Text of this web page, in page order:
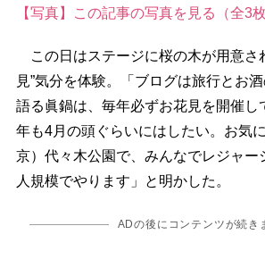
【写真】この記事の写真を見る（全3枚
この日はステージに桜の木が用意さ
見”気分を体験。「ブログは旅行とお
語る眞鍋は、毎年必ずお花見を開催し
年も4月の頭ぐらいにはしたい。お気
京）代々木公園で、みんなでレジャー
人規模でやります」と明かした。
ADの後にコンテンツが続き